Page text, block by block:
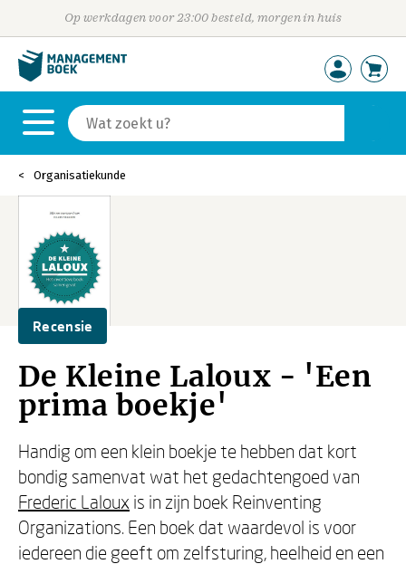
Op werkdagen voor 23:00 besteld, morgen in huis
Organisatiekunde
Recensie
De Kleine Laloux - 'Een
prima boekje'
Handig om een klein boekje te hebben dat kort
bondig samenvat wat het gedachtengoed van
Frederic Laloux is in zijn boek Reinventing
Organizations. Een boek dat waardevol is voor
iedereen die geeft om zelfsturing, heelheid en een